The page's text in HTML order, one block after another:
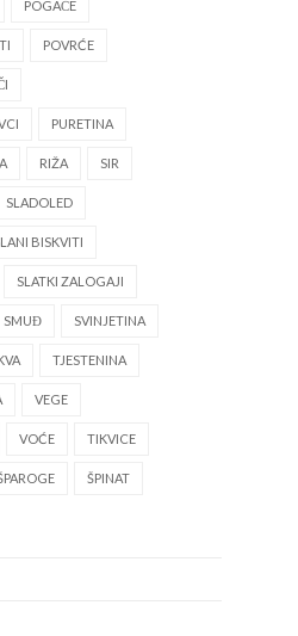
POGAČE
POVRĆE
PURETINA
RIŽA SIR
SLADOLED
BISKVITI
SLATKI ZALOGAJI
SMUĐ SVINJETINA
TJESTENINA
VEGE
VOĆE TIKVICE
ŠPINAT